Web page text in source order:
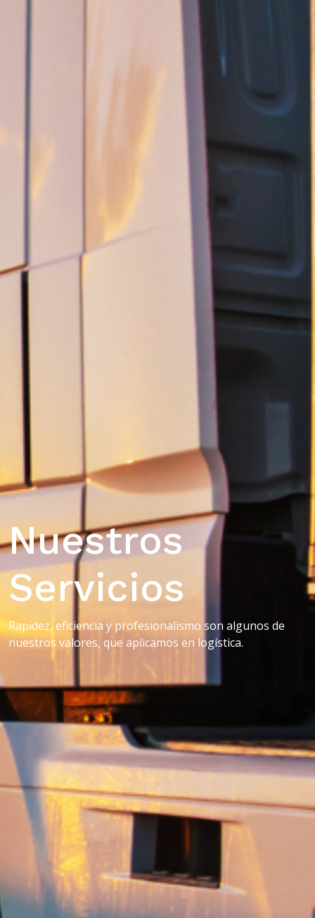
Nuestros
Servicios
Rapidez, eficiencia y profesionalismo son algunos de
nuestros valores, que aplicamos en logística.